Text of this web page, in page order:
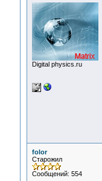
Digital physics.ru
folor
Старожил
Сообщений: 554